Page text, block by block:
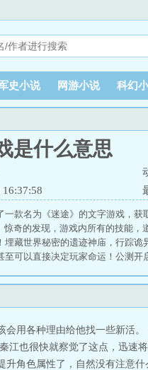
史小说 网游小说 科幻
是什么意思
一款名为《迷途》的文字游戏，
惊奇的发现，游戏内所有的技能
埋藏世界秘密的遗迹神庙，行踪
至可以直接决定玩家命运！公测
会用各种理由给他找一些新
江也很快就察觉了这点，迅速
角色属性了，自然没有注意